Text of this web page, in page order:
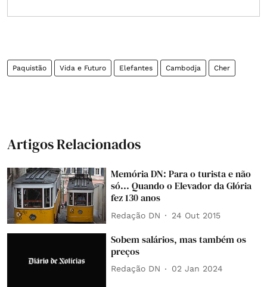
Paquistão Vida e Futuro Elefantes Cambodja Cher
Artigos Relacionados
Memória DN: Para o turista e não
só... Quando o Elevador da Glória
fez 130 anos
Redação DN 24 Out 2015
Sobem salários, mas também os
preços
Redação DN 02 Jan 2024